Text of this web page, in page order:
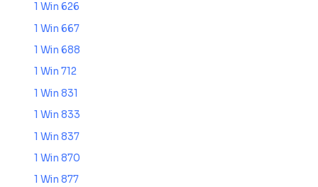
1 Win 626
1 Win 667
1 Win 688
1 Win 712
1 Win 831
1 Win 833
1 Win 837
1 Win 870
1 Win 877